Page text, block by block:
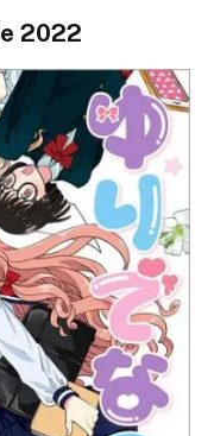
2022